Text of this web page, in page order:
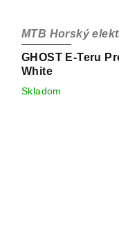
GHOST E-Teru
White
MTB Horský
Skladom